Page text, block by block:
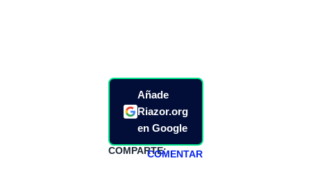
Añade
Riazor.org
en Google
COMPARTE:COMENTAR